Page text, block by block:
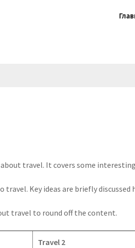
travel. It covers some
Key ideas are briefly discussed
travel to round off the content.
Travel 2